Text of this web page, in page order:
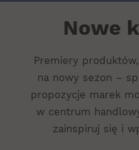
Nowe
Premiery
na nowy sezon –
propozycje marek
w centrum
zainspiruj się i